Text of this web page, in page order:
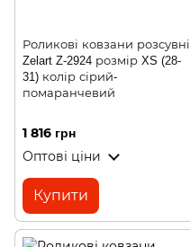
Роликові ковзани розсувні
Zelart Z-2924 розмір XS (28-
31) колір сірий-
помаранчевий
1 816 грн
Оптові ціни
Купити